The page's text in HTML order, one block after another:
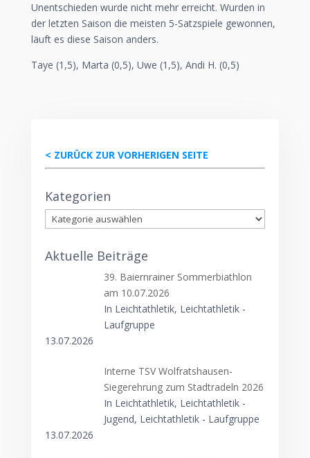
Unentschieden wurde nicht mehr erreicht. Wurden in
der letzten Saison die meisten 5-Satzspiele gewonnen,
läuft es diese Saison anders.
Taye (1,5), Marta (0,5), Uwe (1,5), Andi H. (0,5)
< ZURÜCK ZUR VORHERIGEN SEITE
Kategorien
Kategorien
Aktuelle Beiträge
39. Baiernrainer Sommerbiathlon
am 10.07.2026
In Leichtathletik, Leichtathletik -
Laufgruppe
13.07.2026
Interne TSV Wolfratshausen-
Siegerehrung zum Stadtradeln 2026
In Leichtathletik, Leichtathletik -
Jugend, Leichtathletik - Laufgruppe
13.07.2026